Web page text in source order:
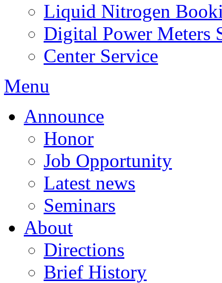
Liquid Nitrogen
Digital Power Meters
Center Service
Menu
Announce
Honor
Job Opportunity
Latest news
Seminars
About
Directions
Brief History